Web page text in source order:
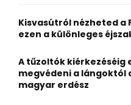
o
r
Kisvasútról nézheted a
ezen a különleges
A tűzoltók
megvédeni a lángoktól
magyar erdész